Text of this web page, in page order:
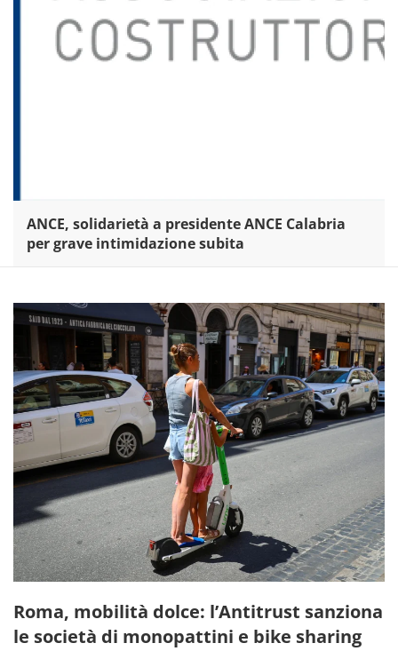
ANCE, solidarietà a presidente ANCE Calabria
per grave intimidazione subita
Roma, mobilità dolce: l’Antitrust sanziona
le società di monopattini e bike sharing